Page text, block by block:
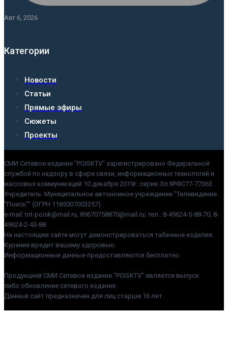
Авг 6, 2026
Категории
Новости
Статьи
Прямые эфиры
Сюжеты
Проекты
СМИ Сетевое издание "POISKTV" зарегистрировано Федеральной
службой по надзору в сфере связи, информационных технологий и
массовых коммуникаций 10 декабря 2019г. серия Эл №ФС77-77363.
Учредитель: Муниципальное автономное учреждение "Телевидение
"Поиск"" (ОГРН 1185007003257)
e-mail: tnt-poisk@mail.ru, 89670758870@mail.ru; тел.: 8-49624-5-88-70, 8-
49624-2-43-88
На настоящем сайте могут демонстрироваться табачные изделия.
Курение вредит вашему здоровью.
Информационные данные предоставляются бесплатно.
Продукцией СМИ Сетевое издание "POISKTV" является выпуск
либо обновление сетевого издания.
Данный сайт предназначен для лиц старше 16 лет.